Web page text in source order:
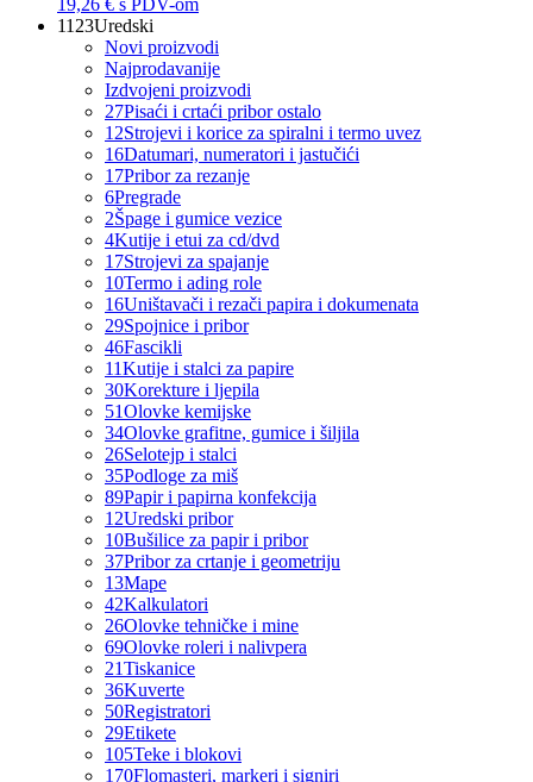
19,26 € s PDV-om
1123Uredski
Novi proizvodi
Najprodavanije
Izdvojeni proizvodi
27Pisaći i crtaći pribor ostalo
12Strojevi i korice za spiralni i termo uvez
16Datumari, numeratori i jastučići
17Pribor za rezanje
6Pregrade
2Špage i gumice vezice
4Kutije i etui za cd/dvd
17Strojevi za spajanje
10Termo i ading role
16Uništavači i rezači papira i dokumenata
29Spojnice i pribor
46Fascikli
11Kutije i stalci za papire
30Korekture i ljepila
51Olovke kemijske
34Olovke grafitne, gumice i šiljila
26Selotejp i stalci
35Podloge za miš
89Papir i papirna konfekcija
12Uredski pribor
10Bušilice za papir i pribor
37Pribor za crtanje i geometriju
13Mape
42Kalkulatori
26Olovke tehničke i mine
69Olovke roleri i nalivpera
21Tiskanice
36Kuverte
50Registratori
29Etikete
105Teke i blokovi
170Flomasteri, markeri i signiri